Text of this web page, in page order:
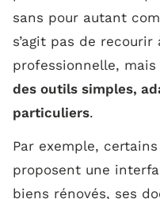
sans pour autant
s’agit pas de
professionnelle,
des outils simples,
particuliers.
Par exemple,
proposent une
biens rénovés, ses